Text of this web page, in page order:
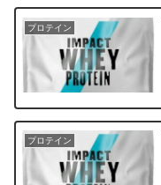
プロテイン
プロテイン